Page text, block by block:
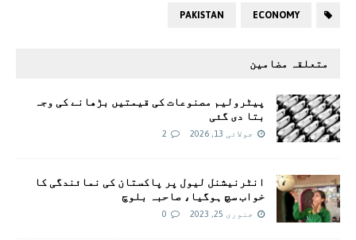
ECONOMY
PAKISTAN
متعلقہ مضامین
پیٹرولیم مصنوعات کی قیمتیں بڑھانے کی وجہ
بتا دی گئی
جولائی 13, 2026 2
انٹرنیشنل لیول پر پاکستان کی نمائندگی کا
خواب سچ ہوگیا، صاحبہ بلوچ
جنوری 25, 2023 0